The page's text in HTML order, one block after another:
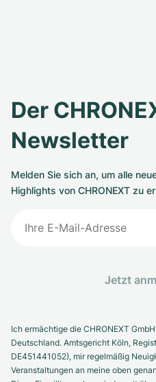
Der
Newsletter
Melden Sie sich an, um alle
Highlights von CHRONEXT zu
Jetzt
Ich ermächtige die CHRONEXT
Deutschland. Amtsgericht Köln,
DE451441052), mir regelmäßig
Veranstaltungen an meine oben